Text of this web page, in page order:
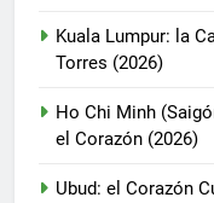
Kuala Lumpur: la
Torres (2026)
Ho Chi Minh
el Corazón (2026)
Ubud: el Corazón